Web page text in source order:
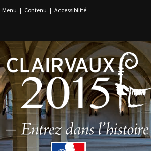
Menu | Contenu | Accessibilité